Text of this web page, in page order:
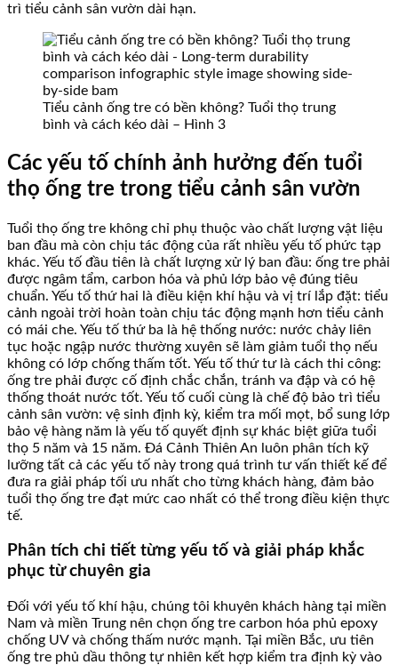
trì tiểu cảnh sân vườn dài hạn.
Tiểu cảnh ống tre có bền không? Tuổi thọ trung
bình và cách kéo dài – Hình 3
Các yếu tố chính ảnh hưởng đến tuổi
thọ ống tre trong tiểu cảnh sân vườn
Tuổi thọ ống tre không chỉ phụ thuộc vào chất lượng vật liệu
ban đầu mà còn chịu tác động của rất nhiều yếu tố phức tạp
khác. Yếu tố đầu tiên là chất lượng xử lý ban đầu: ống tre phải
được ngâm tẩm, carbon hóa và phủ lớp bảo vệ đúng tiêu
chuẩn. Yếu tố thứ hai là điều kiện khí hậu và vị trí lắp đặt: tiểu
cảnh ngoài trời hoàn toàn chịu tác động mạnh hơn tiểu cảnh
có mái che. Yếu tố thứ ba là hệ thống nước: nước chảy liên
tục hoặc ngập nước thường xuyên sẽ làm giảm tuổi thọ nếu
không có lớp chống thấm tốt. Yếu tố thứ tư là cách thi công:
ống tre phải được cố định chắc chắn, tránh va đập và có hệ
thống thoát nước tốt. Yếu tố cuối cùng là chế độ bảo trì tiểu
cảnh sân vườn: vệ sinh định kỳ, kiểm tra mối mọt, bổ sung lớp
bảo vệ hàng năm là yếu tố quyết định sự khác biệt giữa tuổi
thọ 5 năm và 15 năm. Đá Cảnh Thiên An luôn phân tích kỹ
lưỡng tất cả các yếu tố này trong quá trình tư vấn thiết kế để
đưa ra giải pháp tối ưu nhất cho từng khách hàng, đảm bảo
tuổi thọ ống tre đạt mức cao nhất có thể trong điều kiện thực
tế.
Phân tích chi tiết từng yếu tố và giải pháp khắc
phục từ chuyên gia
Đối với yếu tố khí hậu, chúng tôi khuyên khách hàng tại miền
Nam và miền Trung nên chọn ống tre carbon hóa phủ epoxy
chống UV và chống thấm nước mạnh. Tại miền Bắc, ưu tiên
ống tre phủ dầu thông tự nhiên kết hợp kiểm tra định kỳ vào